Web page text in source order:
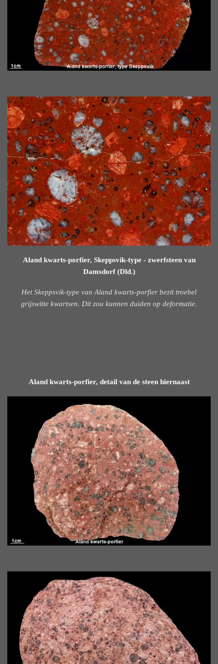
Aland kwarts-porfier, Skeppsvik-type - zwerfsteen van
Damsdorf (Dld.)
Het Skeppsvik-type van Aland kwarts-porfier bezit troebel
grijswitte kwartsen. Dit zou kunnen duiden op deformatie.
Aland kwarts-porfier, detail van de steen hiernaast